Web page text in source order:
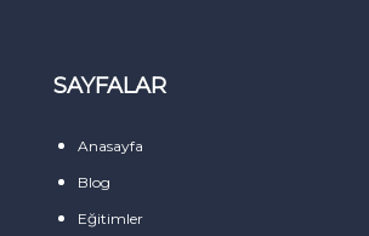
SAYFALAR
Anasayfa
Blog
Eğitimler